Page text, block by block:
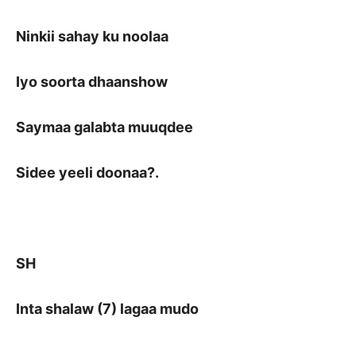
Ninkii sahay ku noolaa
Iyo soorta dhaanshow
Saymaa galabta muuqdee
Sidee yeeli doonaa?.
SH
Inta shalaw (7) lagaa mudo